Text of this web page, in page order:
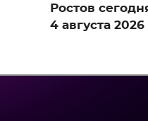
Ростов
4 августа 2026